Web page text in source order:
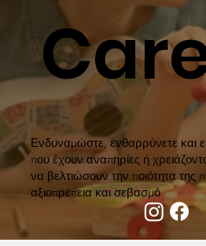
Ενδυναμώστε, ενθαρρύνετε και
που έχουν αναπηρίες ή
να βελτιώσουν την ποιότητα της
αξιοπρέπεια και σεβασμό